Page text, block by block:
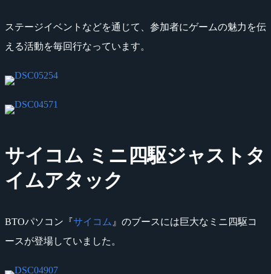
ステージイベントなどを通じて、参加者にゲームの魅力を伝
える活動を毎回行なっています。
サイコム ミニ四駆ジャストタ
イムアタック
BTOパソコン『サイコム 』のブースには巨大なミニ四駆コ
ースが登場していました。